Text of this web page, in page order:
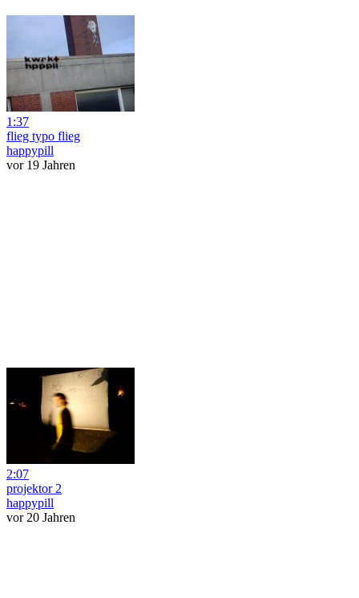
1:37
flieg typo flieg
happypill
vor 19 Jahren
2:07
projektor 2
happypill
vor 20 Jahren